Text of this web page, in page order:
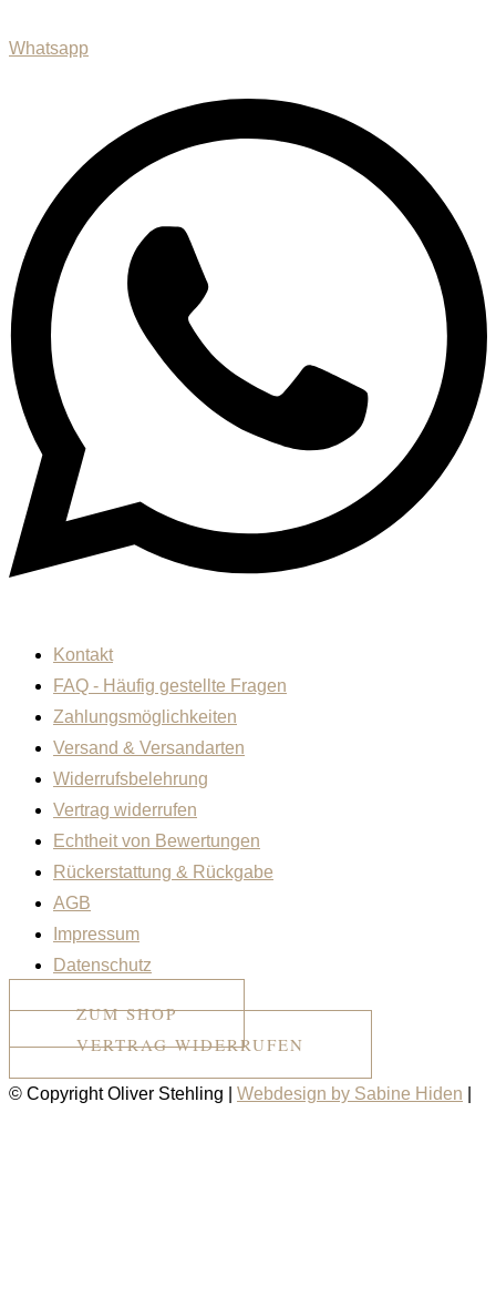
Whatsapp
Kontakt
FAQ - Häufig gestellte Fragen
Zahlungsmöglichkeiten
Versand & Versandarten
Widerrufsbelehrung
Vertrag widerrufen
Echtheit von Bewertungen
Rückerstattung & Rückgabe
AGB
Impressum
Datenschutz
ZUM SHOP
VERTRAG WIDERRUFEN
© Copyright Oliver Stehling | Webdesign by Sabine Hiden